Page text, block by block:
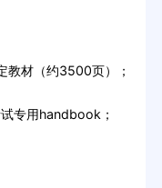
材（约3500页）；
专用handbook；